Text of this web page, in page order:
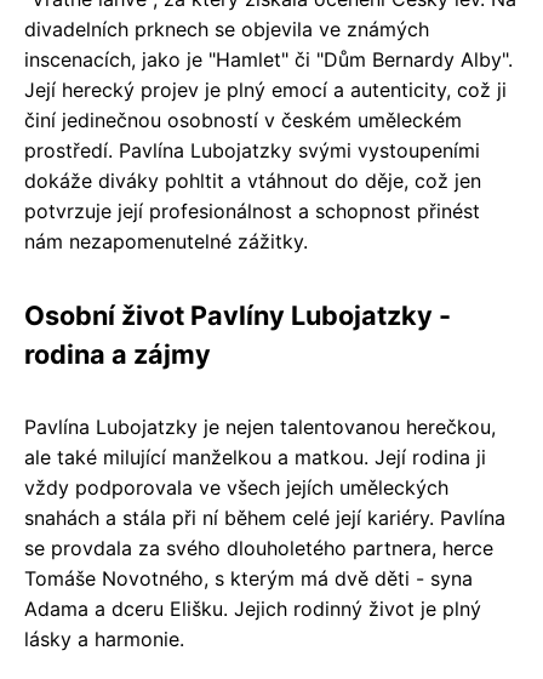
divadelních prknech se objevila ve známých
inscenacích, jako je "Hamlet" či "Dům Bernardy Alby".
Její herecký projev je plný emocí a autenticity, což ji
činí jedinečnou osobností v českém uměleckém
prostředí. Pavlína Lubojatzky svými vystoupeními
dokáže diváky pohltit a vtáhnout do děje, což jen
potvrzuje její profesionálnost a schopnost přinést
nám nezapomenutelné zážitky.
Osobní život Pavlíny Lubojatzky -
rodina a zájmy
Pavlína Lubojatzky je nejen talentovanou herečkou,
ale také milující manželkou a matkou. Její rodina ji
vždy podporovala ve všech jejích uměleckých
snahách a stála při ní během celé její kariéry. Pavlína
se provdala za svého dlouholetého partnera, herce
Tomáše Novotného, s kterým má dvě děti - syna
Adama a dceru Elišku. Jejich rodinný život je plný
lásky a harmonie.